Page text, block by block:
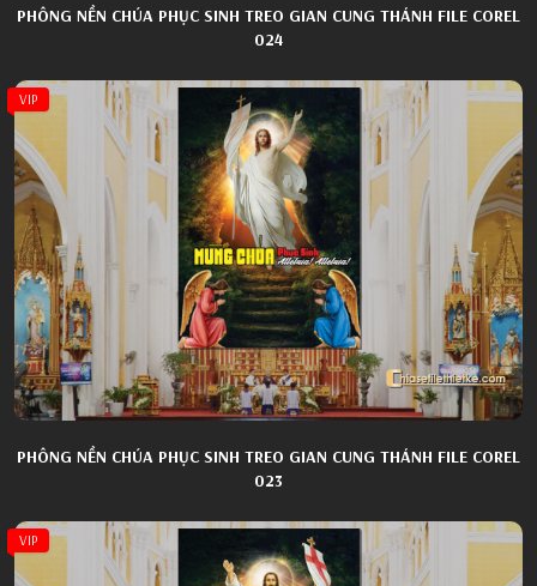
PHÔNG NỀN CHÚA PHỤC SINH TREO GIAN CUNG THÁNH FILE COREL
024
VIP
PHÔNG NỀN CHÚA PHỤC SINH TREO GIAN CUNG THÁNH FILE COREL
023
VIP